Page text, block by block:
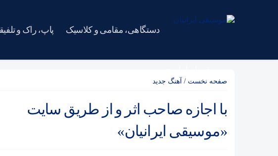
دستگاهی، مقامی و کلاسیک پاپ، راک و
صفحه نخست / آهنگ جدید
با اجازه صاحب اثر و از طریق سایت
«موسیقی ایرانیان»